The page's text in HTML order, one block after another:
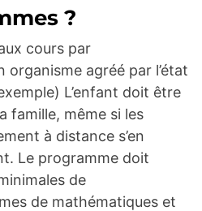
?
cours par
agréé par l’état
L’enfant doit être
famille, même si les
à distance s’en
Le programme doit
de
de mathématiques et